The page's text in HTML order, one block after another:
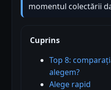
momentul colectării
Cuprins
Top 8:
alegem?
Alege rapid